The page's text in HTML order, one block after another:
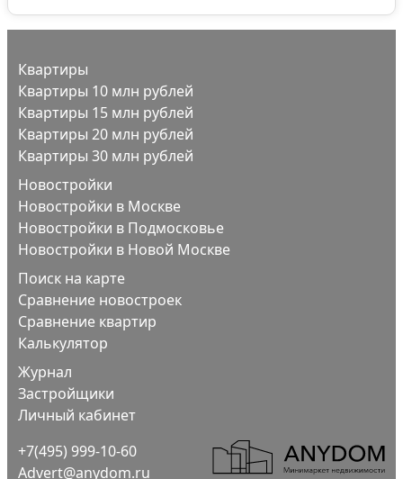
Квартиры
Квартиры 10 млн рублей
Квартиры 15 млн рублей
Квартиры 20 млн рублей
Квартиры 30 млн рублей
Новостройки
Новостройки в Москве
Новостройки в Подмосковье
Новостройки в Новой Москве
Поиск на карте
Сравнение новостроек
Сравнение квартир
Калькулятор
Журнал
Застройщики
Личный кабинет
+7(495) 999-10-60
Advert@anydom.ru